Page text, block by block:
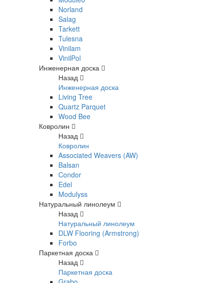
Norland
Salag
Tarkett
Tulesna
Vinilam
VinilPol
Инженерная доска
Назад
Инженерная доска
Living Tree
Quartz Parquet
Wood Bee
Ковролин
Назад
Ковролин
Associated Weavers (AW)
Balsan
Condor
Edel
Modulyss
Натуральный линолеум
Назад
Натуральный линолеум
DLW Flooring (Armstrong)
Forbo
Паркетная доска
Назад
Паркетная доска